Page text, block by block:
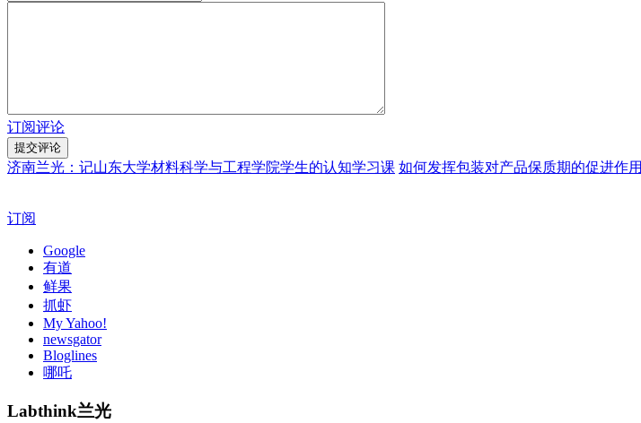
订阅评论
济南兰光：记山东大学材料科学与工程学院学生的认知学习课 如何发挥包装对产品保质期的促进作用
订阅
Google
有道
鲜果
抓虾
My Yahoo!
newsgator
Bloglines
哪吒
Labthink兰光